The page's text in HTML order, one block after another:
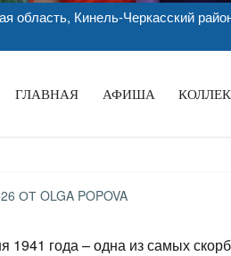
область, Кинель-Черкасский
ГЛАВНАЯ АФИША
ОТ OLGA POPOVA
1941 года – одна из самых